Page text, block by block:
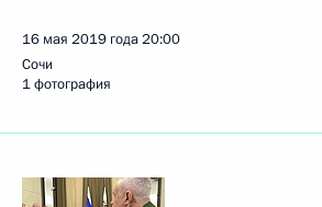
16 мая 2019 года20:00
Сочи
1 фотография